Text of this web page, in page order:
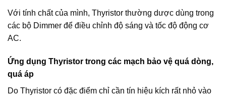
Với tính chất của mình, Thyristor thường dược dùng trong
các bộ Dimmer để điều chỉnh độ sáng và tốc độ động cơ
AC.
Ứng dụng Thyristor trong các mạch bảo vệ quá dòng,
quá áp
Do Thyristor có đặc điểm chỉ cần tín hiệu kích rất nhỏ vào